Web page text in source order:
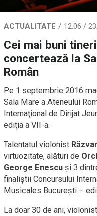
ACTUALITATE 12:06 /
Cei mai buni
concertează la
Român
Pe 1 septembrie 2016
Sala Mare a Ateneului
Internaţional de Dirijat
ediţia a VII-a.
Talentatul violonist
virtuozitate, alături de
George Enescu şi 3
finaliştii Concursului
Musicales Bucureşti –
La doar 30 de ani,